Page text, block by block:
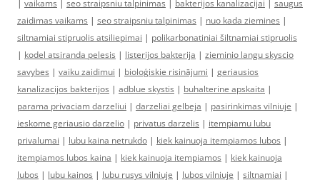
| vaikams | seo straipsniu talpinimas | bakterijos kanalizacijai | saugus
zaidimas vaikams | seo straipsniu talpinimas | nuo kada ziemines |
siltnamiai stipruolis atsiliepimai | polikarbonatiniai šiltnamiai stipruolis
| kodel atsiranda pelesis | listerijos bakterija | zieminio langu skyscio
savybes | vaiku zaidimui | bioloģiskie risinājumi | geriausios
kanalizacijos bakterijos | adblue skystis | buhalterine apskaita |
parama privaciam darzeliui | darzeliai gelbeja | pasirinkimas vilniuje |
ieskome geriausio darzelio | privatus darzelis | itempiamu lubu
privalumai | lubu kaina netrukdo | kiek kainuoja itempiamos lubos |
itempiamos lubos kaina | kiek kainuoja itempiamos | kiek kainuoja
lubos | lubu kainos | lubu rusys vilniuje | lubos vilniuje | siltnamiai |